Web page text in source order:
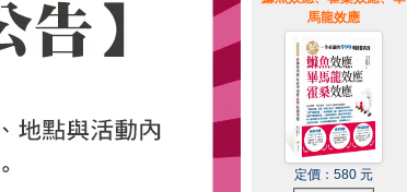
馬龍效應
定價： 580 元